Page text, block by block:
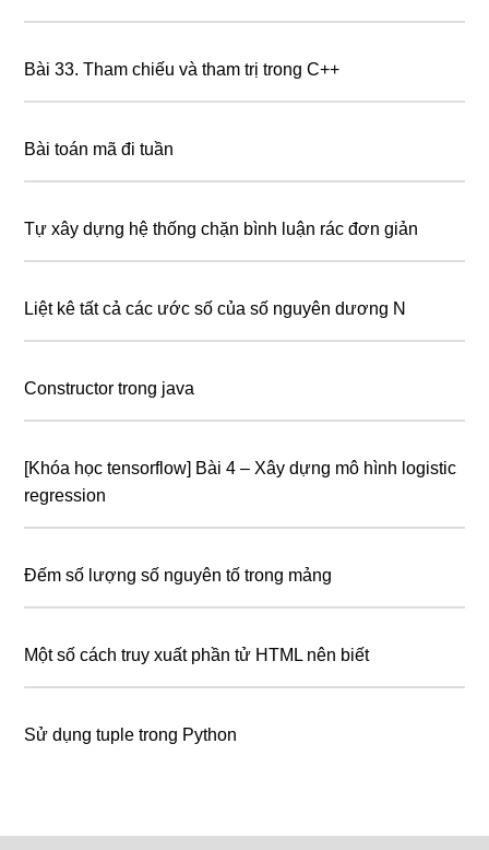
Bài 33. Tham chiếu và tham trị trong C++
Bài toán mã đi tuần
Tự xây dựng hệ thống chặn bình luận rác đơn giản
Liệt kê tất cả các ước số của số nguyên dương N
Constructor trong java
[Khóa học tensorflow] Bài 4 – Xây dựng mô hình logistic
regression
Đếm số lượng số nguyên tố trong mảng
Một số cách truy xuất phần tử HTML nên biết
Sử dụng tuple trong Python